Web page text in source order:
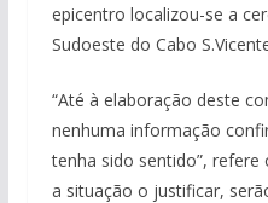
epicentro localizou-se a
Sudoeste do Cabo
“Até à elaboração deste
nenhuma informação
tenha sido sentido”, refere
a situação o justificar,